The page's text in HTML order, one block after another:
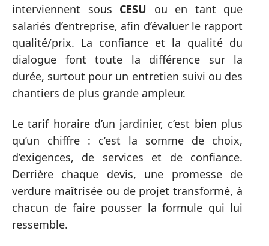
interviennent sous CESU ou en tant que
salariés d’entreprise, afin d’évaluer le rapport
qualité/prix. La confiance et la qualité du
dialogue font toute la différence sur la
durée, surtout pour un entretien suivi ou des
chantiers de plus grande ampleur.
Le tarif horaire d’un jardinier, c’est bien plus
qu’un chiffre : c’est la somme de choix,
d’exigences, de services et de confiance.
Derrière chaque devis, une promesse de
verdure maîtrisée ou de projet transformé, à
chacun de faire pousser la formule qui lui
ressemble.